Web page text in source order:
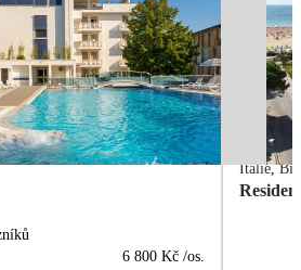
6 800 Kč /os.
Itálie,